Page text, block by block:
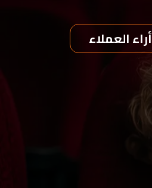
أراء العملاء